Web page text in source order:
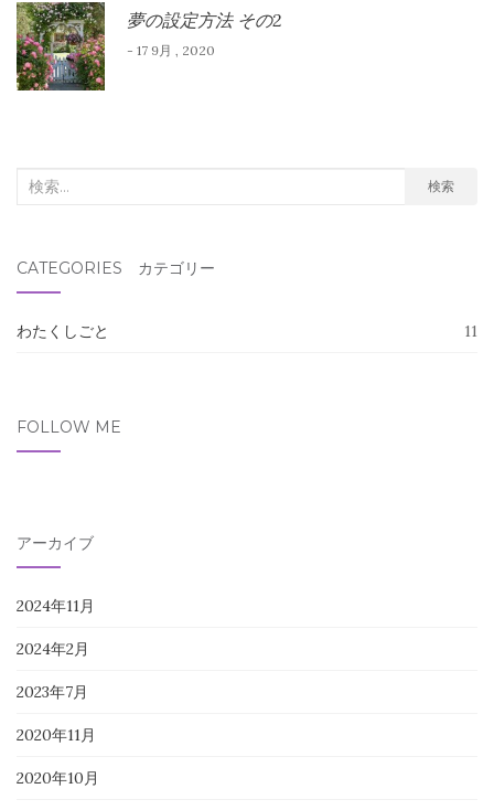
夢の設定方法 その2
- 17 9月 , 2020
検
象:
検索
CATEGORIES カテゴリー
わたくしごと 11
FOLLOW ME
アーカイブ
2024年11月
2024年2月
2023年7月
2020年11月
2020年10月